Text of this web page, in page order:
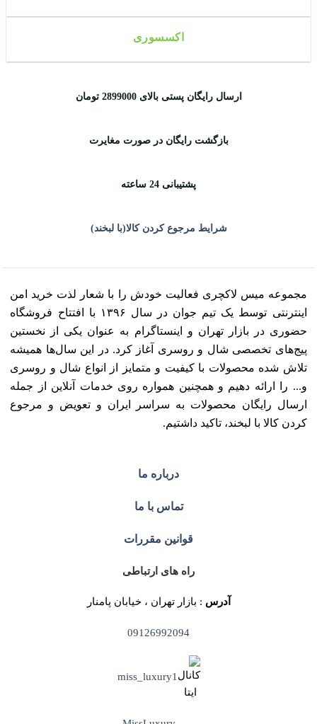
اکسسوری
ارسال رایگان پستی بالای 2899000 تومان
بازگشت رایگان در صورت مغایرت
پشتیبانی 24 ساعته
شرایط مرجوع کردن کالا(با لبخند)
مجموعه میس لاکچری فعالیت خودش را با شعار لذت خرید امن
اینترنتی توسط یک تیم جوان در سال ۱۳۹۶ با افتتاح فروشگاه
حضوری در بازار تهران و اینستاگرام به عنوان یکی از نخستین
پیج‌های تخصصی شال و روسری آغاز کرد. در این سال‌ها همیشه
تلاش شده محصولات با کیفیت و متمایز از انواع شال و روسری
و... را ارائه دهیم و همچنین همواره روی خدمات آنلاین از جمله
ارسال رایگان محصولات به سراسر ایران و تعویض و مرجوع
کردن کالا با لبخند، تاکید داشتیم.
درباره ما
تماس با ما
قوانین مقررات
راه های ارتباطی
آدرس : بازار تهران ، خیابان پامنار
09126992094
miss_luxury1